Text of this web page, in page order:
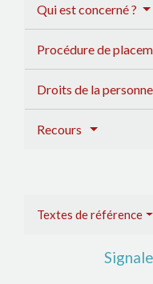
Qui est concerné ?
Procédure de
Droits de la
Recours
Textes de référence